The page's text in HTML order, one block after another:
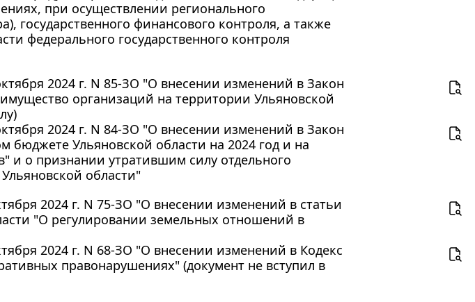
при осуществлении регионального
государственного финансового контроля, а также
федерального государственного контроля
2024 г. N 85-ЗО "О внесении изменений в Закон
организаций на территории Ульяновской
2024 г. N 84-ЗО "О внесении изменений в Закон
бюджете Ульяновской области на 2024 год и на
и о признании утратившим силу отдельного
области"
2024 г. N 75-ЗО "О внесении изменений в статьи
"О регулировании земельных отношений в
2024 г. N 68-ЗО "О внесении изменений в Кодекс
правонарушениях" (документ не вступил в